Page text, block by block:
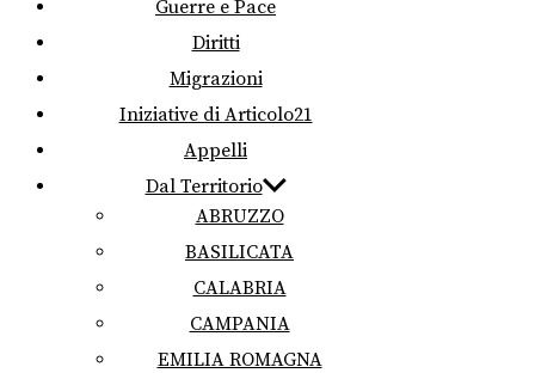
Guerre e Pace
Diritti
Migrazioni
Iniziative di Articolo21
Appelli
Dal Territorio
ABRUZZO
BASILICATA
CALABRIA
CAMPANIA
EMILIA ROMAGNA